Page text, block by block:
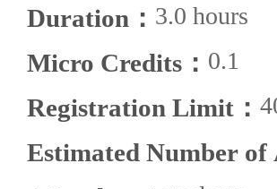
Duration： 3.0 hours
Micro Credits： 0.1
Registration Limit：
Estimated Number of